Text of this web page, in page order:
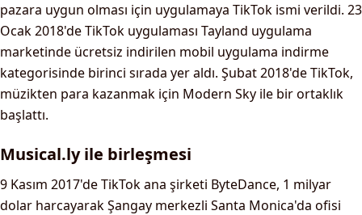
pazara uygun olması için uygulamaya TikTok ismi verildi. 23
Ocak 2018'de TikTok uygulaması Tayland uygulama
marketinde ücretsiz indirilen mobil uygulama indirme
kategorisinde birinci sırada yer aldı. Şubat 2018'de TikTok,
müzikten para kazanmak için Modern Sky ile bir ortaklık
başlattı.
Musical.ly ile birleşmesi
9 Kasım 2017'de TikTok ana şirketi ByteDance, 1 milyar
dolar harcayarak Şangay merkezli Santa Monica'da ofisi